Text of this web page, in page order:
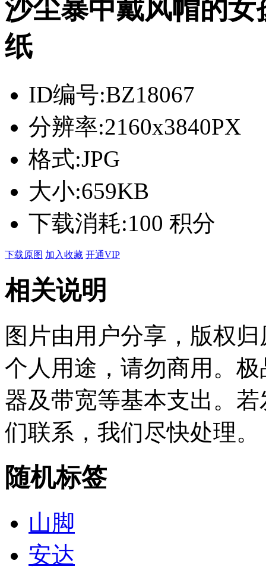
沙尘暴中戴风帽的
纸
ID编号:BZ18067
分辨率:2160x3840PX
格式:JPG
大小:659KB
下载消耗:100 积分
下载原图 加入收藏 开通VIP
相关说明
图片由用户分享，版权
个人用途，请勿商用。
器及带宽等基本支出。
们联系，我们尽快处理。
随机标签
山脚
安达